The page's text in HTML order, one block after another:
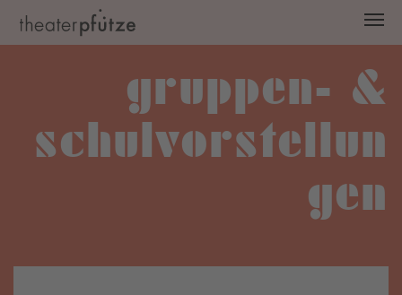
gruppen- &
schulvorstellun
gen